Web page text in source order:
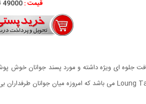
قیمت :49000 تومان
بافت جلوه ای ویژه داشته و مورد پسند جوانان